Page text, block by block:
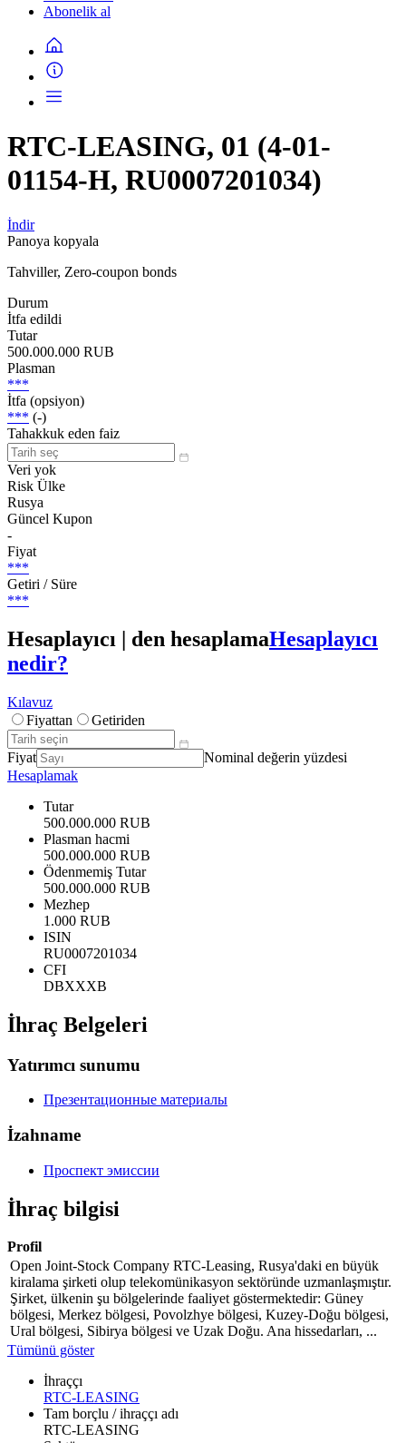
Abonelik al
RTC-LEASING, 01 (4-01-
01154-H, RU0007201034)
İndir
Panoya kopyala
Tahviller, Zero-coupon bonds
Durum
İtfa edildi
Tutar
500.000.000 RUB
Plasman
***
İtfa (opsiyon)
*** (-)
Tahakkuk eden faiz
Veri yok
Risk Ülke
Rusya
Güncel Kupon
-
Fiyat
***
Getiri / Süre
***
Hesaplayıcı | den hesaplamaHesaplayıcı
nedir?
Kılavuz
Fiyattan
Getiriden
Fiyat
Nominal değerin yüzdesi
Hesaplamak
Tutar
500.000.000 RUB
Plasman hacmi
500.000.000 RUB
Ödenmemiş Tutar
500.000.000 RUB
Mezhep
1.000 RUB
ISIN
RU0007201034
CFI
DBXXXB
İhraç Belgeleri
Yatırımcı sunumu
Презентационные материалы
İzahname
Проспект эмиссии
İhraç bilgisi
Profil
Open Joint-Stock Company RTC-Leasing, Rusya'daki en büyük
kiralama şirketi olup telekomünikasyon sektöründe uzmanlaşmıştır.
Şirket, ülkenin şu bölgelerinde faaliyet göstermektedir: Güney
bölgesi, Merkez bölgesi, Povolzhye bölgesi, Kuzey-Doğu bölgesi,
Ural bölgesi, Sibirya bölgesi ve Uzak Doğu. Ana hissedarları, ...
Tümünü göster
İhraççı
RTC-LEASING
Tam borçlu / ihraççı adı
RTC-LEASING